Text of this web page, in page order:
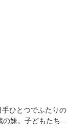
ひとつでふたりの
妹。子どもたちを
とは全然違うの